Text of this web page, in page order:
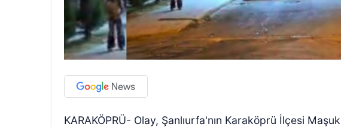
KARAKÖPRÜ- Olay, Şanlıurfa'nın Karaköprü İlçesi